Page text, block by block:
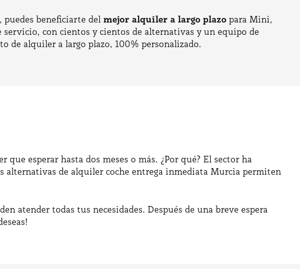
beneficiarte del mejor alquiler a largo plazo para Mini,
con cientos y cientos de alternativas y un equipo de
de alquiler a largo plazo, 100% personalizado.
esperar hasta dos meses o más. ¿Por qué? El sector ha
alternativas de alquiler coche entrega inmediata Murcia permiten
atender todas tus necesidades. Después de una breve espera